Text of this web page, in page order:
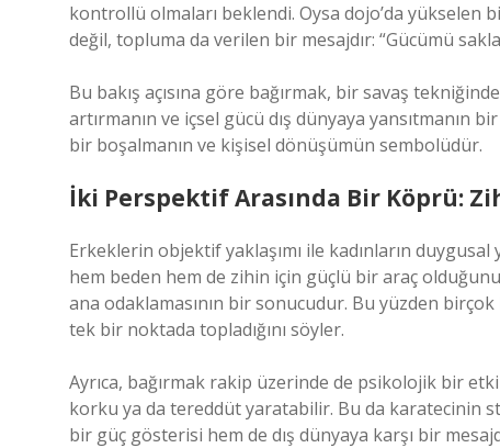
kontrollü olmaları beklendi. Oysa dojo’da yükselen
değil, topluma da verilen bir mesajdır: “Gücümü
Bu bakış açısına göre bağırmak, bir savaş
artırmanın ve içsel gücü dış dünyaya yansıtmanın
bir boşalmanın ve kişisel dönüşümün sembolüdür.
İki Perspektif Arasında Bir Köprü:
Erkeklerin objektif yaklaşımı ile kadınların
hem beden hem de zihin için güçlü bir araç
ana odaklamasının bir sonucudur. Bu yüzden birçok
tek bir noktada topladığını söyler.
Ayrıca, bağırmak rakip üzerinde de psikolojik bir
korku ya da tereddüt yaratabilir. Bu da karatecinin
bir güç gösterisi hem de dış dünyaya karşı bir